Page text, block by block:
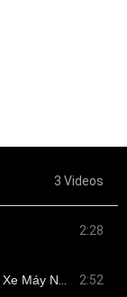
3 Videos
2:28
2:52